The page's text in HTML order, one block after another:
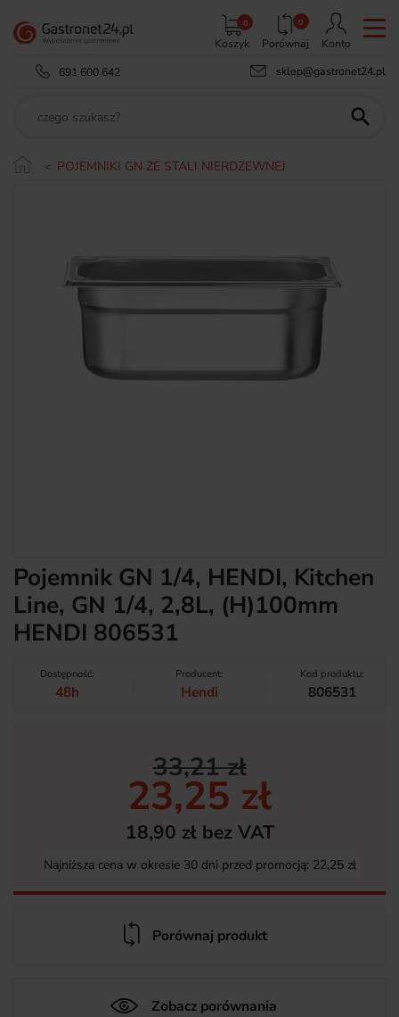
Koszyk
0 0
Porównaj
Konto
691 600 642
sklep@gastronet24.pl

POJEMNIKI GN ZE STALI NIERDZEWNEJ
Pojemnik GN 1/4, HENDI, Kitchen
Line, GN 1/4, 2,8L, (H)100mm
HENDI 806531
Dostępność:
48h
Producent:
Hendi
Kod produktu:
806531
33,21 zł
23,25 zł
18,90 zł bez VAT
Najniższa cena w okresie 30 dni przed promocją: 22,25 zł
Porównaj produkt
Zobacz porównania